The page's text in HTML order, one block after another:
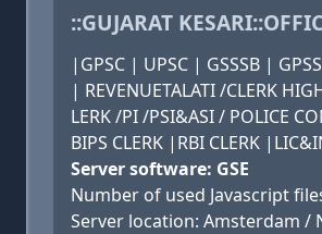
::GUJARAT
|GPSC | UPSC | GSSSB |
| REVENUETALATI /CLERK
LERK /PI /PSI&ASI / POLICE
BIPS CLERK |RBI CLERK
Server software: GSE
Number of used Javascript
Server location: Amsterdam /